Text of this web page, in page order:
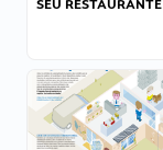
SEU RESTAURANTE